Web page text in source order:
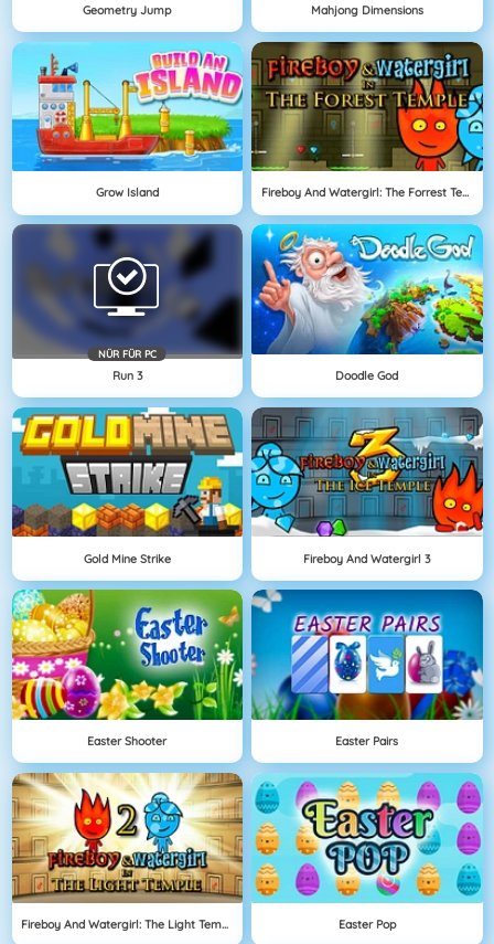
Geometry Jump Mahjong Dimensions
Grow Island Fireboy And Watergirl: The Forrest Temple
NÜR FÜR PC
Run 3 Doodle God
Gold Mine Strike Fireboy And Watergirl 3
Easter Shooter Easter Pairs
Fireboy And Watergirl: The Light Temple Easter Pop